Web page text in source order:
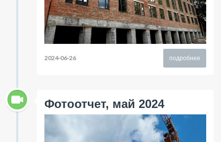
подробнее
2024-06-26
Фотоотчет, май 2024